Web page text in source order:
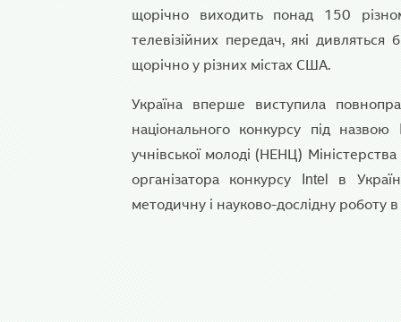
щорічно виходить понад 150
телевізійних передач, які
щорічно у різних містах США.
Україна вперше виступила
національного конкурсу під назвою
учнівської молоді (НЕНЦ)
організатора конкурсу Intel в
методичну і науково-дослідну роботу в